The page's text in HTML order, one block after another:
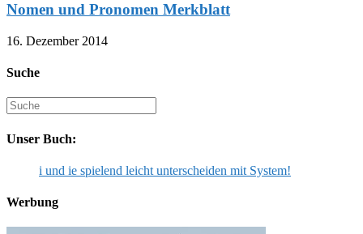
Nomen und Pronomen Merkblatt
16. Dezember 2014
Suche
Suche
nach:
Unser Buch:
i und ie spielend leicht unterscheiden mit System!
Werbung